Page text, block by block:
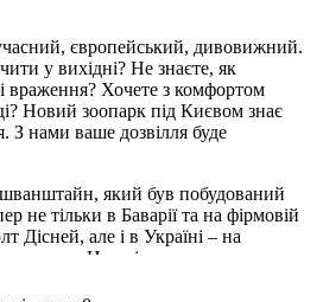
європейський, дивовижний.
у вихідні? Не знаєте, як
враження? Хочете з комфортом
Новий зоопарк під Києвом знає
З нами ваше дозвілля буде
який був побудований
не тільки в Баварії та на фірмовій
Дісней, але і в Україні – на
тварин. Наразі, частину замку
кухні Ludvig King. Також на